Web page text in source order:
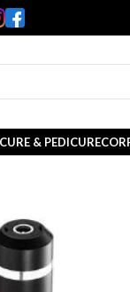
& PEDICURE